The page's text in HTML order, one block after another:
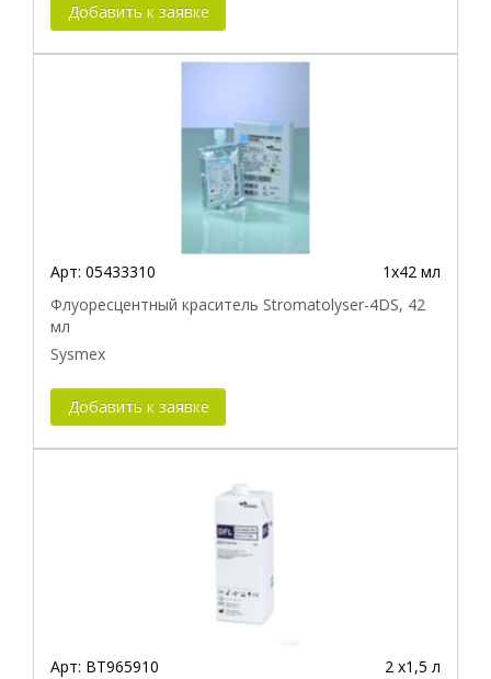
Добавить к заявке
Арт: 05433310
1х42 мл
Флуоресцентный краситель Stromatolyser-4DS, 42
мл
Sysmex
Добавить к заявке
Арт: BT965910
2 х1,5 л